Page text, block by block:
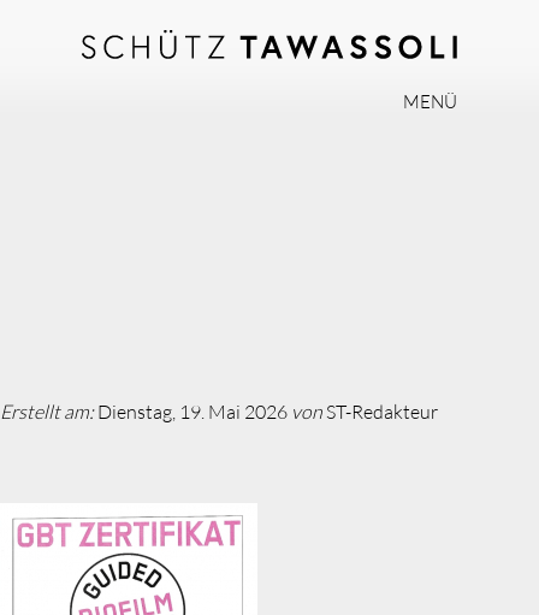
JOBS
MENÜ
Erstellt am:Dienstag, 19. Mai 2026 vonST-Redakteur